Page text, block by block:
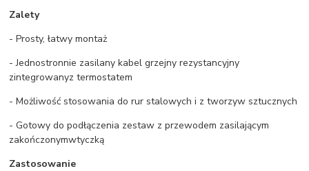
Zalety
- Prosty, łatwy montaż
- Jednostronnie zasilany kabel grzejny rezystancyjny
zintegrowanyz termostatem
- Możliwość stosowania do rur stalowych i z tworzyw sztucznych
- Gotowy do podłączenia zestaw z przewodem zasilającym
zakończonymwtyczką
Zastosowanie